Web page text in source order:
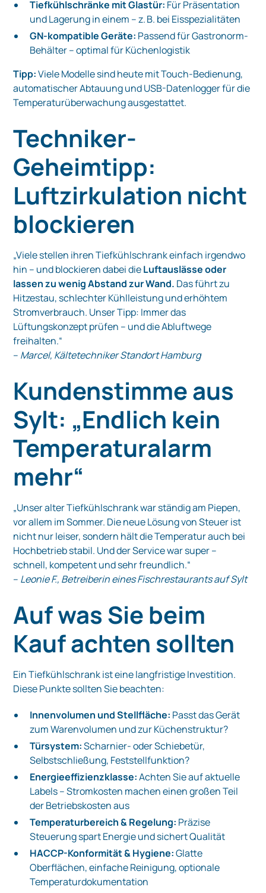
Tiefkühlschränke mit Glastür: Für Präsentation
und Lagerung in einem – z. B. bei Eisspezialitäten
GN-kompatible Geräte: Passend für Gastronorm-
Behälter – optimal für Küchenlogistik
Tipp:Viele Modelle sind heute mit Touch-Bedienung,
automatischer Abtauung und USB-Datenlogger für die
Temperaturüberwachung ausgestattet.
Techniker-
Geheimtipp:
Luftzirkulation nicht
blockieren
„Viele stellen ihren Tiefkühlschrank einfach irgendwo
hin – und blockieren dabei dieLuftauslässe oder
lassen zu wenig Abstand zur Wand. Das führt zu
Hitzestau, schlechter Kühlleistung und erhöhtem
Stromverbrauch. Unser Tipp: Immer das
Lüftungskonzept prüfen – und die Abluftwege
freihalten.“
– Marcel, Kältetechniker Standort Hamburg
Kundenstimme aus
Sylt: „Endlich kein
Temperaturalarm
mehr“
„Unser alter Tiefkühlschrank war ständig am Piepen,
vor allem im Sommer. Die neue Lösung von Steuer ist
nicht nur leiser, sondern hält die Temperatur auch bei
Hochbetrieb stabil. Und der Service war super –
schnell, kompetent und sehr freundlich.“
– Leonie F., Betreiberin eines Fischrestaurants auf Sylt
Auf was Sie beim
Kauf achten sollten
Ein Tiefkühlschrank ist eine langfristige Investition.
Diese Punkte sollten Sie beachten:
Innenvolumen und Stellfläche: Passt das Gerät
zum Warenvolumen und zur Küchenstruktur?
Türsystem:Scharnier- oder Schiebetür,
Selbstschließung, Feststellfunktion?
Energieeffizienzklasse:Achten Sie auf aktuelle
Labels – Stromkosten machen einen großen Teil
der Betriebskosten aus
Temperaturbereich & Regelung: Präzise
Steuerung spart Energie und sichert Qualität
HACCP-Konformität & Hygiene:Glatte
Oberflächen, einfache Reinigung, optionale
Temperaturdokumentation